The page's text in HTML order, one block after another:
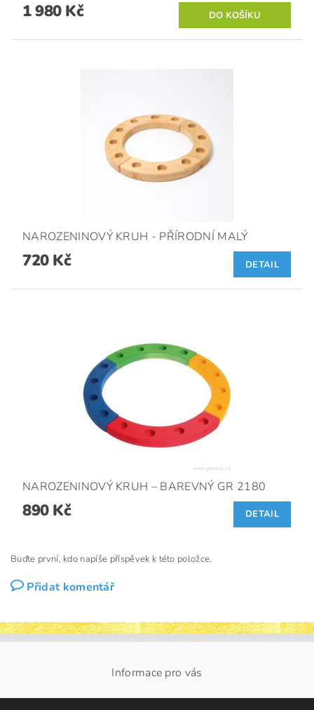
1 980 Kč
NAROZENINOVÝ KRUH - PŘÍRODNÍ MALÝ
720 Kč DETAIL
NAROZENINOVÝ KRUH – BAREVNÝ GR 2180
890 Kč DETAIL
Buďte první, kdo napíše příspěvek k této položce.
Přidat komentář
Informace pro vás